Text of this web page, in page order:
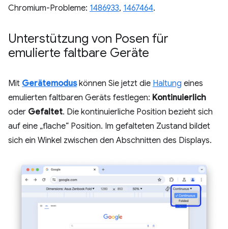
Chromium-Probleme: 1486933, 1467464.
Unterstützung von Posen für
emulierte faltbare Geräte
Mit Gerätemoduskönnen Sie jetzt die Haltung eines
emulierten faltbaren Geräts festlegen: Kontinuierlich
oder Gefaltet. Die kontinuierliche Position bezieht sich
auf eine „flache“ Position. Im gefalteten Zustand bildet
sich ein Winkel zwischen den Abschnitten des Displays.